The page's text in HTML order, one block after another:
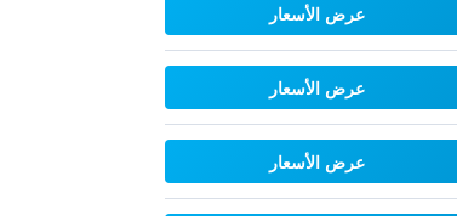
عرض الأسعار
عرض الأسعار
عرض الأسعار